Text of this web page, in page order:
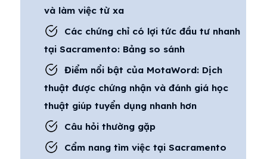
và làm việc từ xa
Các chứng chỉ có lợi tức đầu tư nhanh
tại Sacramento: Bảng so sánh
Điểm nổi bật của MotaWord: Dịch
thuật được chứng nhận và đánh giá học
thuật giúp tuyển dụng nhanh hơn
Câu hỏi thường gặp
Cẩm nang tìm việc tại Sacramento